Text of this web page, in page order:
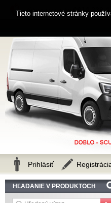
HĽADANIE V PRODUKTOCH
Zákaznícka linka 0914 238
Prihlásiť
Tieto internetové stránky